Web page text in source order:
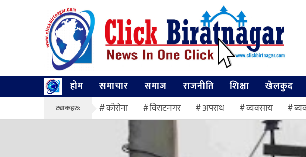
होम समाचार समाज राजनीति शिक्षा खेलकुद
ट्याकहरु: कोरोना विराटनगर अपराध व्यवसाय